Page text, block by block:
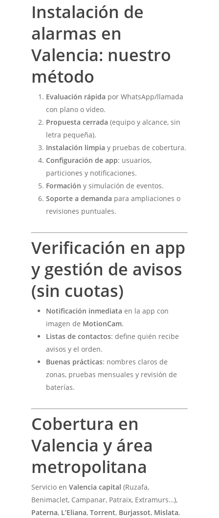
Instalación de
alarmas en
Valencia: nuestro
método
Evaluación rápida por WhatsApp/llamada
con plano o vídeo.
Propuesta cerrada (equipo y alcance, sin
letra pequeña).
Instalación limpia y pruebas de cobertura.
Configuración de app: usuarios,
particiones y notificaciones.
Formación y simulación de eventos.
Soporte a demanda para ampliaciones o
revisiones puntuales.
Verificación en app
y gestión de avisos
(sin cuotas)
Notificación inmediata en la app con
imagen de MotionCam.
Listas de contactos: define quién recibe
avisos y el orden.
Buenas prácticas: nombres claros de
zonas, pruebas mensuales y revisión de
baterías.
Cobertura en
Valencia y área
metropolitana
Servicio enValencia capital (Ruzafa,
Benimaclet, Campanar, Patraix, Extramurs…),
Paterna, L’Eliana,Torrent, Burjassot, Mislata,